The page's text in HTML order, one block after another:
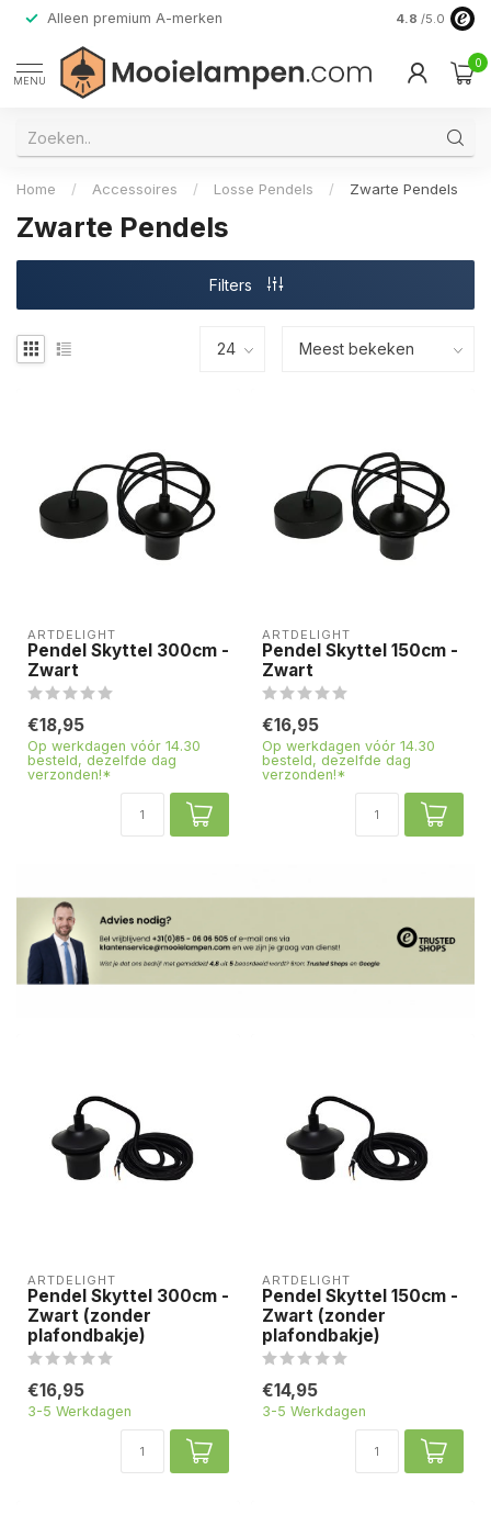
Alleen premium A-merken 4.8 /5.0
MENU
0
Home / Accessoires / Losse Pendels / Zwarte Pendels
Zwarte Pendels
Filters
ARTDELIGHT
Pendel Skyttel 300cm -
Zwart
€18,95
Op werkdagen vóór 14.30
besteld, dezelfde dag
verzonden!*
ARTDELIGHT
Pendel Skyttel 150cm -
Zwart
€16,95
Op werkdagen vóór 14.30
besteld, dezelfde dag
verzonden!*
ARTDELIGHT
Pendel Skyttel 300cm -
Zwart (zonder
plafondbakje)
€16,95
3-5 Werkdagen
ARTDELIGHT
Pendel Skyttel 150cm -
Zwart (zonder
plafondbakje)
€14,95
3-5 Werkdagen